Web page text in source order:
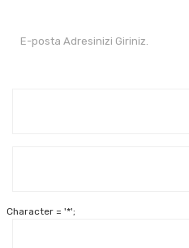
Character = '*';